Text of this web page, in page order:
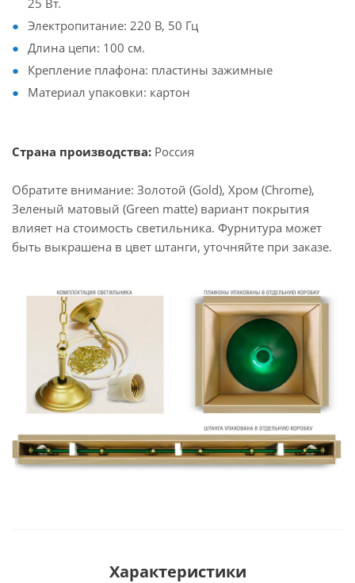
25 Вт.
Электропитание: 220 В, 50 Гц
Длина цепи: 100 см.
Крепление плафона: пластины зажимные
Материал упаковки: картон
Страна производства: Россия
Обратите внимание: Золотой (Gold), Хром (Chrome),
Зеленый матовый (Green matte) вариант покрытия
влияет на стоимость светильника. Фурнитура может
быть выкрашена в цвет штанги, уточняйте при заказе.
Характеристики